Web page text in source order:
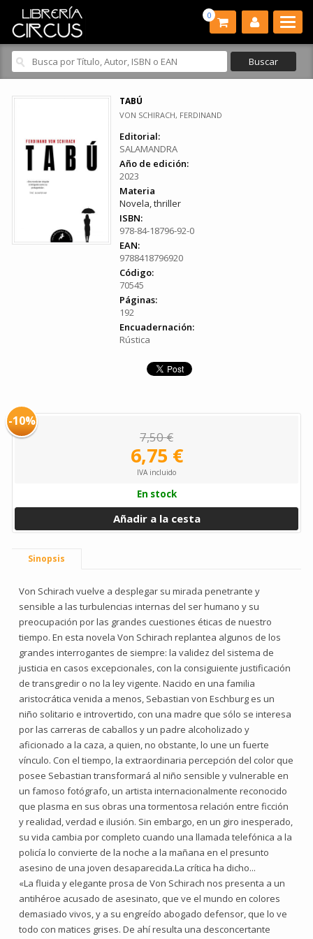
0
TABÚ
VON SCHIRACH, FERDINAND
Editorial:
SALAMANDRA
Año de edición:
2023
Materia
Novela, thriller
ISBN:
978-84-18796-92-0
EAN:
9788418796920
Código:
70545
Páginas:
192
Encuadernación:
Rústica
-10%
7,50 €
6,75 €
IVA incluido
En stock
Añadir a la cesta
Sinopsis
Von Schirach vuelve a desplegar su mirada penetrante y
sensible a las turbulencias internas del ser humano y su
preocupación por las grandes cuestiones éticas de nuestro
tiempo. En esta novela Von Schirach replantea algunos de los
grandes interrogantes de siempre: la validez del sistema de
justicia en casos excepcionales, con la consiguiente justificación
de transgredir o no la ley vigente. Nacido en una familia
aristocrática venida a menos, Sebastian von Eschburg es un
niño solitario e introvertido, con una madre que sólo se interesa
por las carreras de caballos y un padre alcoholizado y
aficionado a la caza, a quien, no obstante, lo une un fuerte
vínculo. Con el tiempo, la extraordinaria percepción del color que
posee Sebastian transformará al niño sensible y vulnerable en
un famoso fotógrafo, un artista internacionalmente reconocido
que plasma en sus obras una tormentosa relación entre ficción
y realidad, verdad e ilusión. Sin embargo, en un giro inesperado,
su vida cambia por completo cuando una llamada telefónica a la
policía lo convierte de la noche a la mañana en el presunto
asesino de una joven desaparecida.La crítica ha dicho...
«La fluida y elegante prosa de Von Schirach nos presenta a un
antihéroe acusado de asesinato, que ve el mundo en colores
demasiado vivos, y a su engreído abogado defensor, que lo ve
todo con matices grises. De ahí resulta una desconcertante